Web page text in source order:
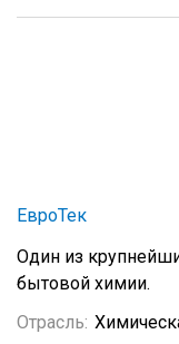
ЕвроТек
Один из
бытовой химии.
Отрасль: